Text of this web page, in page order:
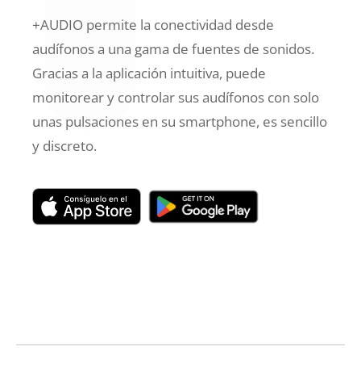
+AUDIO permite la conectividad desde
audífonos a una gama de fuentes de sonidos.
Gracias a la aplicación intuitiva, puede
monitorear y controlar sus audífonos con solo
unas pulsaciones en su smartphone, es sencillo
y discreto.